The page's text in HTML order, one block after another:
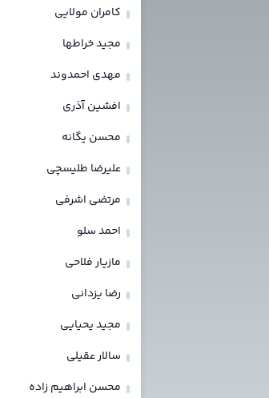
کامران مولایی
مجید خراطها
مهدی احمدوند
افشین آذری
محسن یگانه
علیرضا طلیسچی
مرتضی اشرفی
احمد سلو
مازیار فلاحی
رضا یزدانی
مجید یحیایی
سالار عقیلی
محسن ابراهیم زاده